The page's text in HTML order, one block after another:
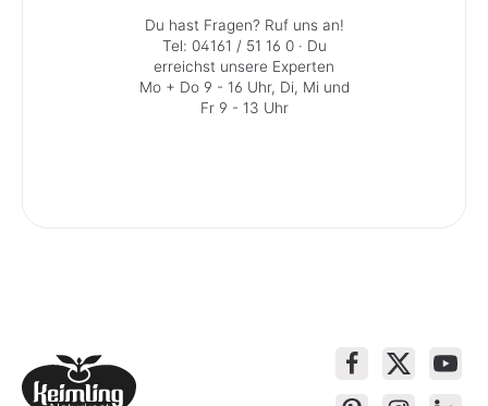
Du hast Fragen? Ruf uns an!
Tel: 04161 / 51 16 0· Du
erreichst unsere Experten
Mo + Do 9 - 16 Uhr, Di, Mi und
Fr 9 - 13 Uhr